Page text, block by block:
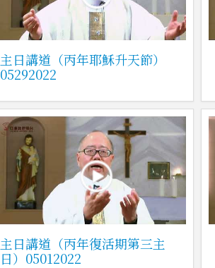
主日講道（丙年耶穌升天節）
05292022
主日講道（丙年復活期第三主
日）05012022